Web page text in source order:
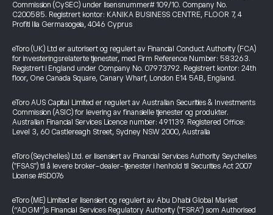
Commission (CySEC) under lisensnummer# 109/10. Company No.
C200585. Registrert kontor: KANIKA BUSINESS CENTRE, FLOOR 7, 4
Profiti Ilia Germasogeia, 4046 Cyprus
eToro (UK) Ltd er autorisert og regulert av Financial Conduct Authority (FCA)
for investeringsrelaterte tjenester, med Firm Reference Number: 583263.
Registrert i England under Company No. 07973792. Registrert kontor: 24th
floor, One Canada Square, Canary Wharf, London E14 5AB, England.
eToro AUS Capital Limited er regulert av Australian Securities & Investments
Commission (ASIC) for levering av finansielle tjenester og produkter.
Australian Financial Services Licence number: 491139. Registered Office:
Level 3, 60 Castlereagh Street, Sydney NSW 2000, Australia
eToro (Seychelles) Ltd. er lisensiert av Financial Services Authority Seychelles
("FSAS") til å levere broker-dealer-tjenester i henhold til Securities Act 2007
License #SD076
eToro (ME) Limited er lisensiert og regulert av Abu Dhabi Global Market
(“ADGM”)s Financial Services Regulatory Authority ("FSRA") som Authorised